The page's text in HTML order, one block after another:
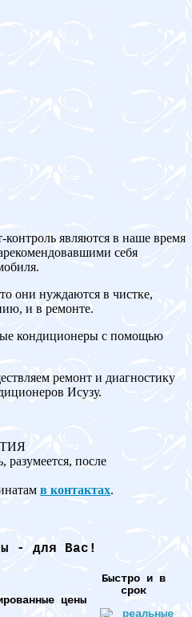
являются в наше время
себя
они нуждаются в чистке,
и в ремонте.
кондиционеры с помощью
ремонт и диагностику
Исузу.
разумеется, после
в контактах.
- для Вас!
цены
Быстро и в
срок